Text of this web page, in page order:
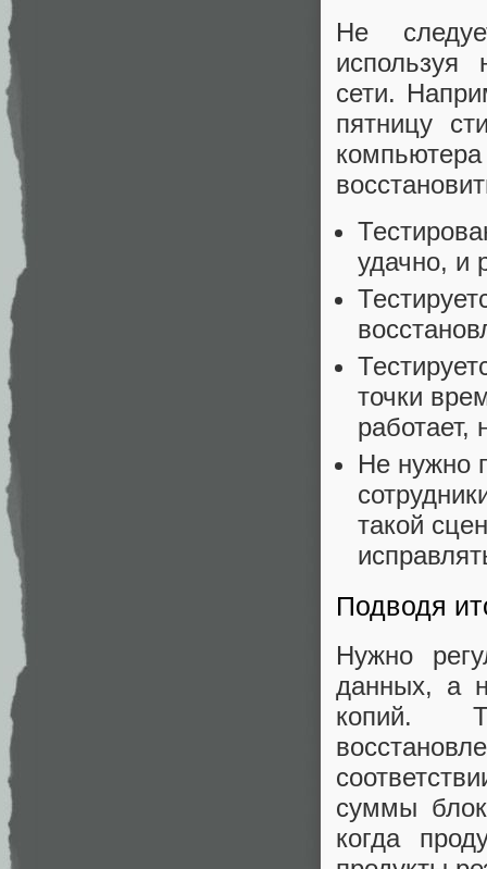
Не
используя
сети.
пятницу
удачно, и
точки
работает,
Не нужно
такой
Подводя
Нужно
данных, а
копий.
суммы
когда